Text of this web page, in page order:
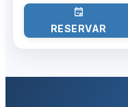
RESERVAR